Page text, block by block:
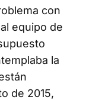
con
equipo de
la
de 2015,